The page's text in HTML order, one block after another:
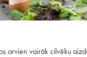
arvien vairāk cilvēku